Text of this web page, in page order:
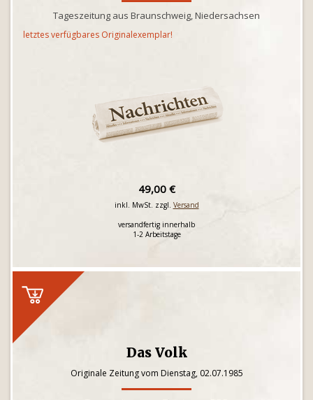
Tageszeitung aus Braunschweig, Niedersachsen
letztes verfügbares Originalexemplar!
49,00 €
inkl. MwSt. zzgl. Versand
versandfertig innerhalb
1-2 Arbeitstage
Das Volk
Originale Zeitung vom Dienstag, 02.07.1985